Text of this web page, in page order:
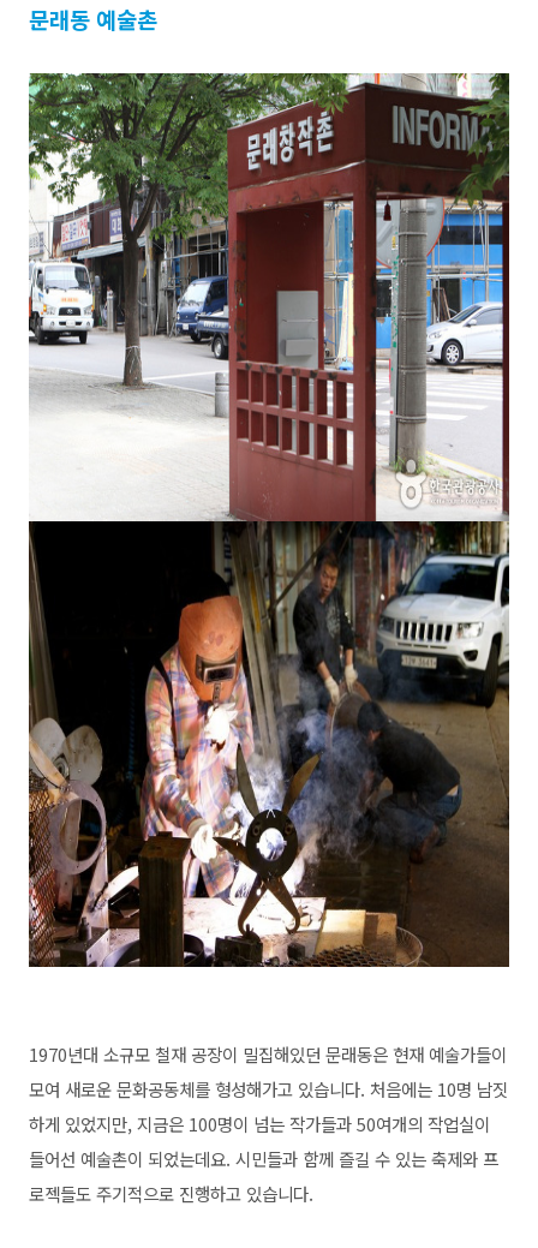
문래동 예술촌
1970년대 소규모 철재 공장이 밀집해있던 문래동은 현재 예술가들이
모여 새로운 문화공동체를 형성해가고 있습니다. 처음에는 10명 남짓
하게 있었지만, 지금은 100명이 넘는 작가들과 50여개의 작업실이
들어선 예술촌이 되었는데요. 시민들과 함께 즐길 수 있는 축제와 프
로젝들도 주기적으로 진행하고 있습니다.